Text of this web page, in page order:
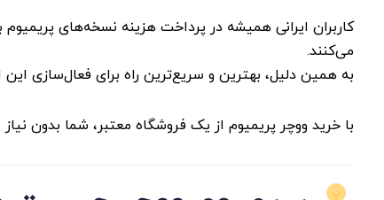
کاربران ایرانی همیشه در پرداخت هزینه نسخه‌های
می‌کنند.
به همین دلیل، بهترین و سریع‌ترین راه برای فعال‌سازی این
با خرید ووچر پریمیوم از یک فروشگاه معتبر، شما بدون